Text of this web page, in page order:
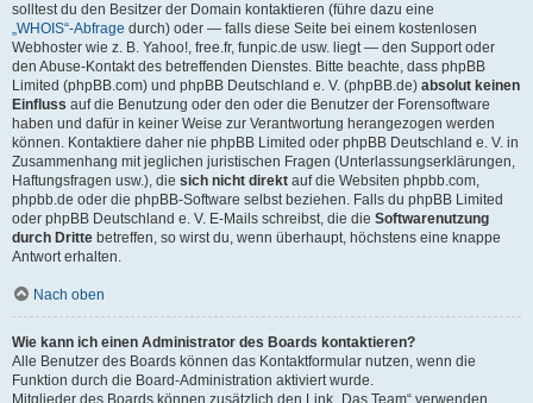
solltest du den Besitzer der Domain kontaktieren (führe dazu eine
„WHOIS“-Abfrage durch) oder — falls diese Seite bei einem kostenlosen
Webhoster wie z. B. Yahoo!, free.fr, funpic.de usw. liegt — den Support oder
den Abuse-Kontakt des betreffenden Dienstes. Bitte beachte, dass phpBB
Limited (phpBB.com) und phpBB Deutschland e. V. (phpBB.de) absolut keinen
Einfluss auf die Benutzung oder den oder die Benutzer der Forensoftware
haben und dafür in keiner Weise zur Verantwortung herangezogen werden
können. Kontaktiere daher nie phpBB Limited oder phpBB Deutschland e. V. in
Zusammenhang mit jeglichen juristischen Fragen (Unterlassungserklärungen,
Haftungsfragen usw.), die sich nicht direkt auf die Websiten phpbb.com,
phpbb.de oder die phpBB-Software selbst beziehen. Falls du phpBB Limited
oder phpBB Deutschland e. V. E-Mails schreibst, die die Softwarenutzung
durch Dritte betreffen, so wirst du, wenn überhaupt, höchstens eine knappe
Antwort erhalten.
Nach oben
Wie kann ich einen Administrator des Boards kontaktieren?
Alle Benutzer des Boards können das Kontaktformular nutzen, wenn die
Funktion durch die Board-Administration aktiviert wurde.
Mitglieder des Boards können zusätzlich den Link „Das Team“ verwenden.